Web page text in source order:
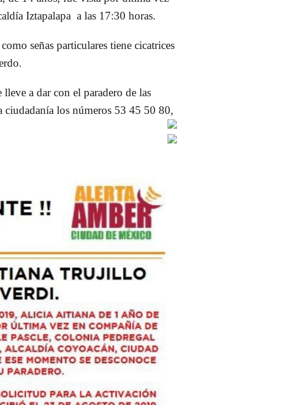
Iztapalapa a las 17:30 horas.
señas particulares tiene cicatrices
a dar con el paradero de las
ciudadanía los números 53 45 50 80,